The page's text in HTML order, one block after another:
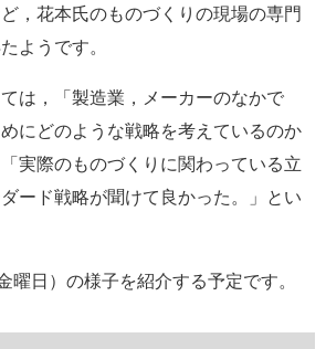
，花本氏のものづくりの現場の専門
ようです。
は，「製造業，メーカーのなかで
にどのような戦略を考えているのか
実際のものづくりに関わっている立
ード戦略が聞けて良かった。」とい
曜日）の様子を紹介する予定です。